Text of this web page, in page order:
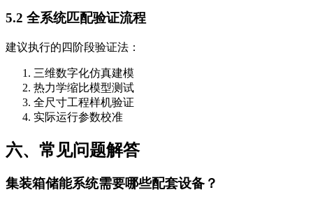
5.2 全系统匹配验证流程
建议执行的四阶段验证法：
三维数字化仿真建模
热力学缩比模型测试
全尺寸工程样机验证
实际运行参数校准
六、常见问题解答
集装箱储能系统需要哪些配套设备？